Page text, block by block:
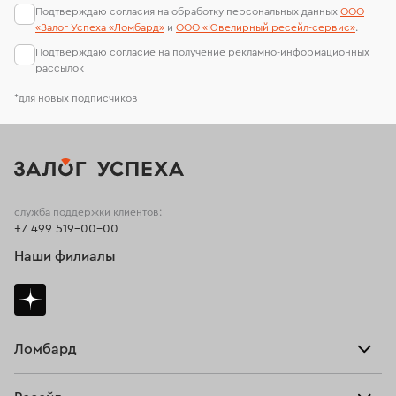
*для новых подписчиков
Подтверждаю согласия на обработку персональных данных ООО
«Залог Успеха «Ломбард» и ООО «Ювелирный ресейл-сервиc».
Подтверждаю согласие на получение рекламно-информационных
рассылок
Ломбард
служба поддержки клиентов:
+7 499 519-00-00
Наши филиалы